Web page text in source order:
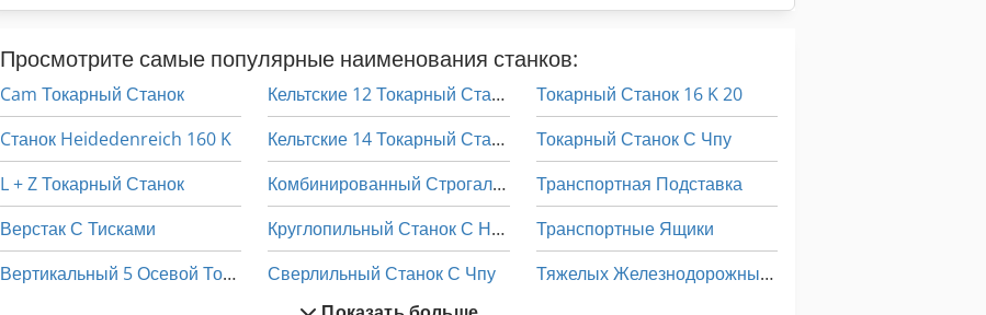
Просмотрите самые популярные наименования станков:
Cam Токарный Станок
Cтанок Heidedenreich 160 K
L + Z Токарный Станок
Верстак С Тисками
Вертикальный 5 Осевой Токарно Фрезерный Станок С
Кельтские 12 Токарный Станок
Кельтские 14 Токарный Станок
Комбинированный Строгальный Станок Толщина Станок Строгальный Станок 45 См
Круглопильный Станок С Наклонным Столом
Сверлильный Станок С Чпу
Токарный Станок 16 K 20
Токарный Станок С Чпу
Транспортная Подставка
Транспортные Ящики
Тяжелых Железнодорожных Вешалка С Поворотным Столом